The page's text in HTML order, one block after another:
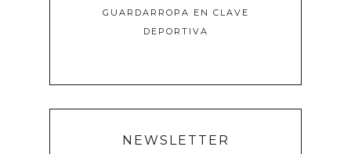
GUARDARROPA EN CLAVE
DEPORTIVA
NEWSLETTER